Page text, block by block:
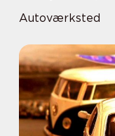
Autoværksted